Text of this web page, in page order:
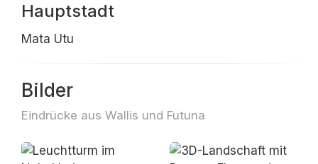
Hauptstadt
Mata Utu
Bilder
Eindrücke aus Wallis und Futuna